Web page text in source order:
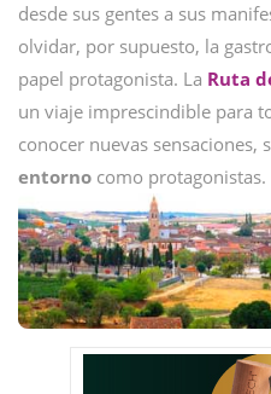
desde sus gentes a sus
olvidar, por supuesto, la
papel protagonista. La Ruta
un viaje imprescindible para
conocer nuevas sensaciones,
entorno como protagonistas.